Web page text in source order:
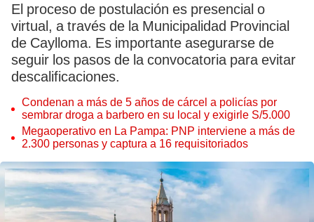
El proceso de postulación es presencial o
virtual, a través de la Municipalidad Provincial
de Caylloma. Es importante asegurarse de
seguir los pasos de la convocatoria para evitar
descalificaciones.
Condenan a más de 5 años de cárcel a policías por
sembrar droga a barbero en su local y exigirle S/5.000
Megaoperativo en La Pampa: PNP interviene a más de
2.300 personas y captura a 16 requisitoriados